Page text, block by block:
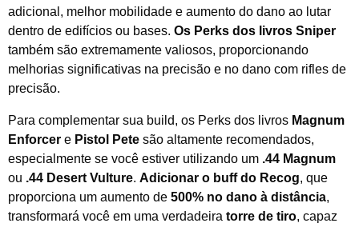
adicional, melhor mobilidade e aumento do dano ao lutar
dentro de edifícios ou bases. Os Perks dos livros Sniper
também são extremamente valiosos, proporcionando
melhorias significativas na precisão e no dano com rifles de
precisão.
Para complementar sua build, os Perks dos livros Magnum
Enforcer e Pistol Pete são altamente recomendados,
especialmente se você estiver utilizando um .44 Magnum
ou .44 Desert Vulture. Adicionar o buff do Recog, que
proporciona um aumento de 500% no dano à distância,
transformará você em uma verdadeira torre de tiro, capaz